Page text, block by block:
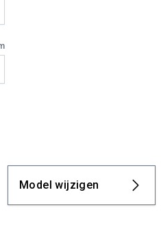
Model wijzigen